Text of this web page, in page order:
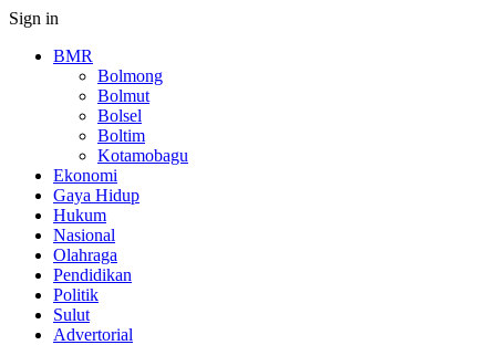
Sign in
BMR
Bolmong
Bolmut
Bolsel
Boltim
Kotamobagu
Ekonomi
Gaya Hidup
Hukum
Nasional
Olahraga
Pendidikan
Politik
Sulut
Advertorial